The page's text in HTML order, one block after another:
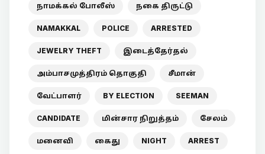
நாமக்கல் போலீஸ் நகை திருட்டு
NAMAKKAL POLICE ARRESTED
JEWELRY THEFT இடைத்தேர்தல்
அம்பாசமுத்திரம் தொகுதி சீமான்
வேட்பாளர் BY ELECTION SEEMAN
CANDIDATE மின்சார நிறுத்தம் சேலம்
மனைவி கைது NIGHT ARREST